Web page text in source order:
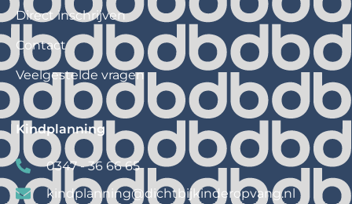
Direct inschrijven
Contact
Veelgestelde vragen
Kindplanning
0347 - 36 66 65
kindplanning@dichtbijkinderopvang.nl